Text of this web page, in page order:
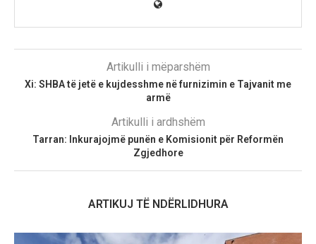
Artikulli i mëparshëm
Xi: SHBA të jetë e kujdesshme në furnizimin e Tajvanit me
armë
Artikulli i ardhshëm
Tarran: Inkurajojmë punën e Komisionit për Reformën
Zgjedhore
ARTIKUJ TË NDËRLIDHURA